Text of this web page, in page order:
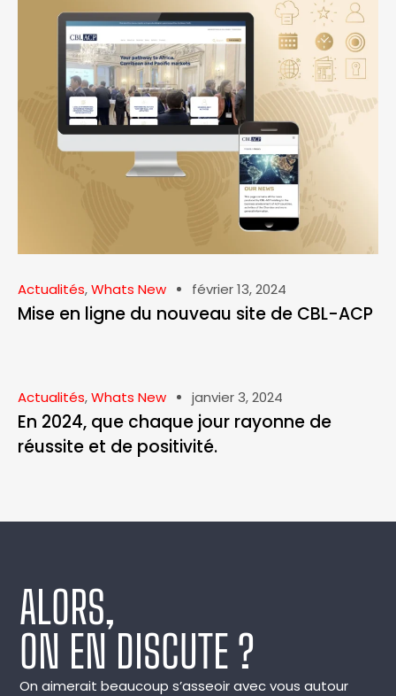
Actualités,Whats New février 13, 2024
Mise en ligne du nouveau site de CBL-ACP
Actualités,Whats New janvier 3, 2024
En 2024, que chaque jour rayonne de
réussite et de positivité.
ALORS,
ON EN DISCUTE ?
On aimerait beaucoup s’asseoir avec vous autour